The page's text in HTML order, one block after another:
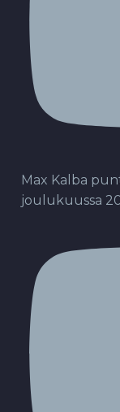
Max Kalba
joulukuussa